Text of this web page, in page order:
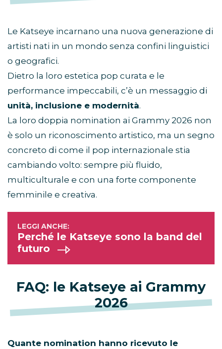
Le Katseye incarnano una nuova generazione di
artisti nati in un mondo senza confini linguistici
o geografici.
Dietro la loro estetica pop curata e le
performance impeccabili, c’è un messaggio di
unità, inclusione e modernità.
La loro doppia nomination ai Grammy 2026 non
è solo un riconoscimento artistico, ma un segno
concreto di come il pop internazionale stia
cambiando volto: sempre più fluido,
multiculturale e con una forte componente
femminile e creativa.
Perché le Katseye sono la band del
futuro
FAQ: le Katseye ai Grammy
2026
Quante nomination hanno ricevuto le